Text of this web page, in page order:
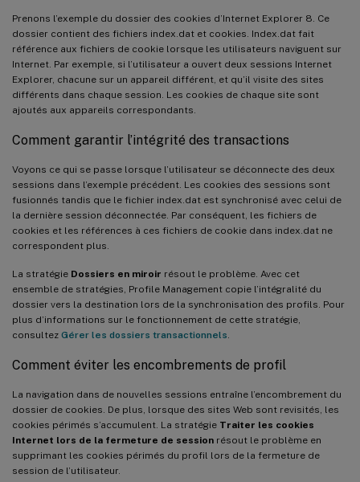
Prenons l’exemple du dossier des cookies d’Internet Explorer 8. Ce
dossier contient des fichiers index.dat et cookies. Index.dat fait
référence aux fichiers de cookie lorsque les utilisateurs naviguent sur
Internet. Par exemple, si l’utilisateur a ouvert deux sessions Internet
Explorer, chacune sur un appareil différent, et qu’il visite des sites
différents dans chaque session. Les cookies de chaque site sont
ajoutés aux appareils correspondants.
Comment garantir l’intégrité des transactions
Voyons ce qui se passe lorsque l’utilisateur se déconnecte des deux
sessions dans l’exemple précédent. Les cookies des sessions sont
fusionnés tandis que le fichier index.dat est synchronisé avec celui de
la dernière session déconnectée. Par conséquent, les fichiers de
cookies et les références à ces fichiers de cookie dans index.dat ne
correspondent plus.
La stratégie Dossiers en miroir résout le problème. Avec cet
ensemble de stratégies, Profile Management copie l’intégralité du
dossier vers la destination lors de la synchronisation des profils. Pour
plus d’informations sur le fonctionnement de cette stratégie,
consultez Gérer les dossiers transactionnels
Comment éviter les encombrements de profil
La navigation dans de nouvelles sessions entraîne l’encombrement du
dossier de cookies. De plus, lorsque des sites Web sont revisités, les
cookies périmés s’accumulent. La stratégie Traiter les cookies
Internet lors de la fermeture de session résout le problème en
supprimant les cookies périmés du profil lors de la fermeture de
session de l’utilisateur.